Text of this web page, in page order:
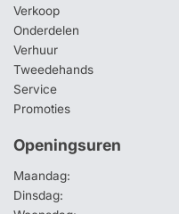
Verkoop
Onderdelen
Verhuur
Tweedehands
Service
Promoties
Openingsuren
Maandag:
Dinsdag: